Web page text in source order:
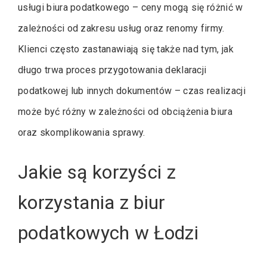
usługi biura podatkowego – ceny mogą się różnić w
zależności od zakresu usług oraz renomy firmy.
Klienci często zastanawiają się także nad tym, jak
długo trwa proces przygotowania deklaracji
podatkowej lub innych dokumentów – czas realizacji
może być różny w zależności od obciążenia biura
oraz skomplikowania sprawy.
Jakie są korzyści z
korzystania z biur
podatkowych w Łodzi